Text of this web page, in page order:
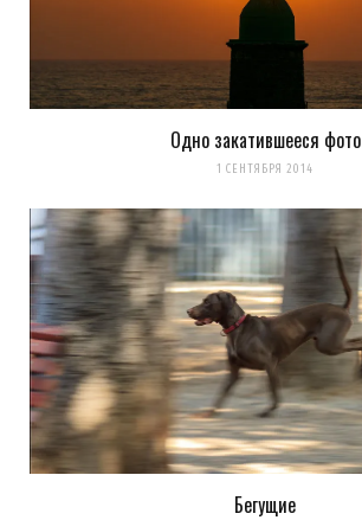
Одно закатившееся фото
1 СЕНТЯБРЯ 2014
Бегущие